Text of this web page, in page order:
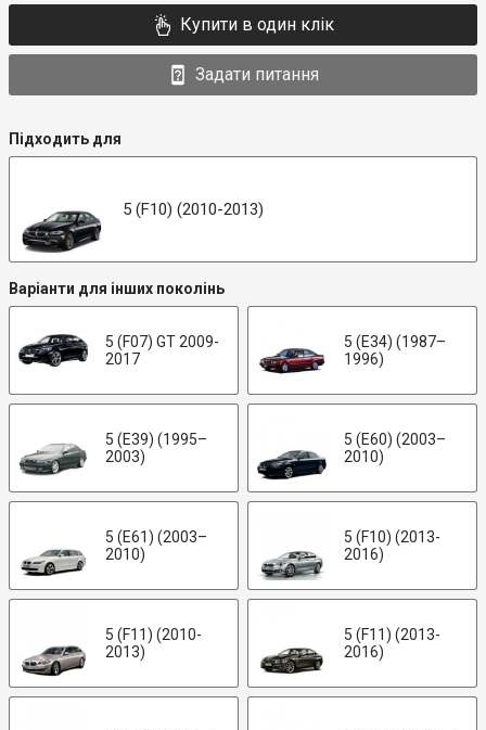
Купити в один клік
Задати питання
Підходить для
5 (F10) (2010-2013)
Варіанти для інших поколінь
5 (F07) GT 2009-
2017
5 (E34) (1987–
1996)
5 (E39) (1995–
2003)
5 (E60) (2003–
2010)
5 (E61) (2003–
2010)
5 (F10) (2013-
2016)
5 (F11) (2010-
2013)
5 (F11) (2013-
2016)